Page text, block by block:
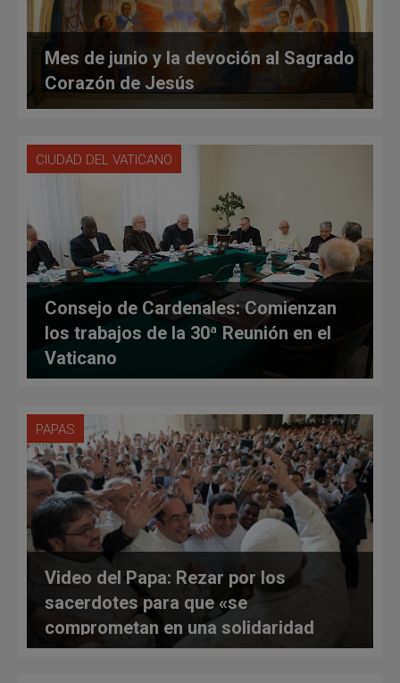
Mes de junio y la devoción al Sagrado
Corazón de Jesús
CIUDAD DEL VATICANO
Consejo de Cardenales: Comienzan
los trabajos de la 30ª Reunión en el
Vaticano
PAPAS
Video del Papa: Rezar por los
sacerdotes para que «se
comprometan en una solidaridad
activa»